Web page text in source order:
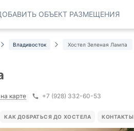
ОБЪЕКТ РАЗМЕЩЕНИЯ
Владивосток Хостел Зеленая Лампа
карте +7 (928) 332-60-53
КАК ДОБРАТЬСЯ ДО ХОСТЕЛА КОНТАКТЫ